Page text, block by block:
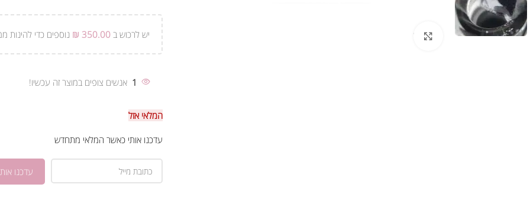
יש לרכוש ב ₪ 350.00 נוספים כדי להינות
1 אנשים צופים במוצר זה עכשיו!
המלאי אזל
עדכנו אותי כאשר המלאי מתחדש